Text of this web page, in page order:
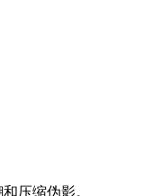
压缩伪影。